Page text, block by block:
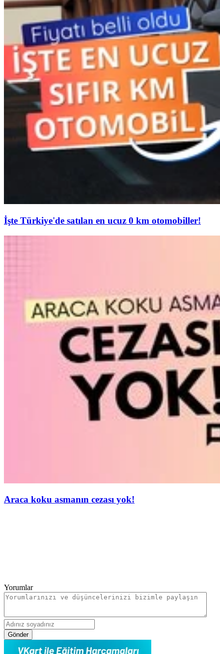
İşte Türkiye'de satılan en ucuz 0 km otomobiller!
Araca koku asmanın cezası yok!
Yorumlar
Gönder